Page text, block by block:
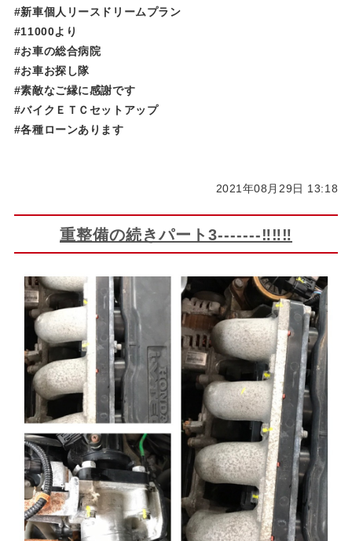
#新車個人リースドリームプラン
#11000より
#お車の総合病院
#お車お探し隊
#素敵なご縁に感謝です
#バイクＥＴＣセットアップ
#各種ローンあります
2021年08月29日 13:18
重整備の続きパート3-------‼‼‼